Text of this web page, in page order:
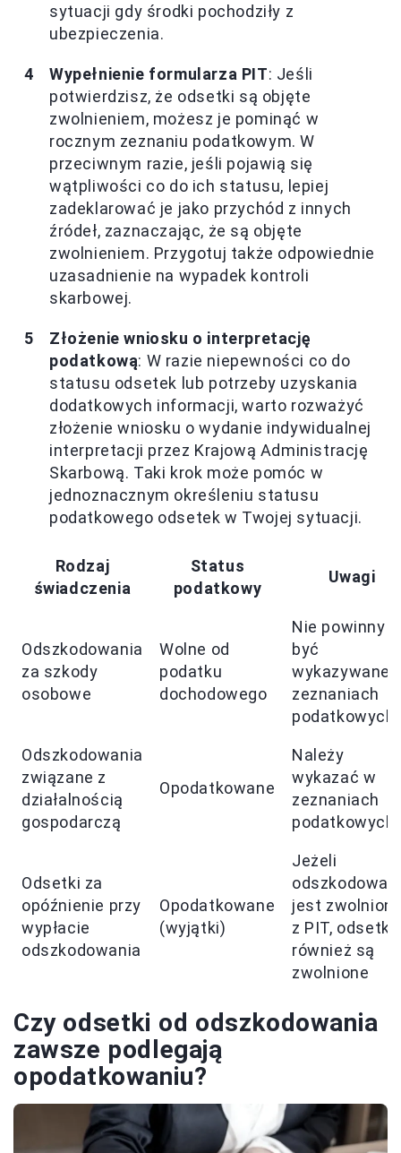
sytuacji gdy środki pochodziły z
ubezpieczenia.
Wypełnienie formularza PIT: Jeśli
potwierdzisz, że odsetki są objęte
zwolnieniem, możesz je pominąć w
rocznym zeznaniu podatkowym. W
przeciwnym razie, jeśli pojawią się
wątpliwości co do ich statusu, lepiej
zadeklarować je jako przychód z innych
źródeł, zaznaczając, że są objęte
zwolnieniem. Przygotuj także odpowiednie
uzasadnienie na wypadek kontroli
skarbowej.
Złożenie wniosku o interpretację
podatkową: W razie niepewności co do
statusu odsetek lub potrzeby uzyskania
dodatkowych informacji, warto rozważyć
złożenie wniosku o wydanie indywidualnej
interpretacji przez Krajową Administrację
Skarbową. Taki krok może pomóc w
jednoznacznym określeniu statusu
podatkowego odsetek w Twojej sytuacji.
Rodzaj
świadczenia
Status
podatkowy
Uwagi
Odszkodowania
za szkody
osobowe
Wolne od
podatku
dochodowego
Nie powinny
być
wykazywane
zeznaniach
podatkowych
Odszkodowania
związane z
działalnością
gospodarczą
Opodatkowane
Należy
wykazać w
zeznaniach
podatkowych
Odsetki za
opóźnienie przy
wypłacie
odszkodowania
Opodatkowane
(wyjątki)
Jeżeli
jest
z PIT, odsetki
również są
zwolnione
Czy odsetki od odszkodowania
zawsze podlegają
opodatkowaniu?